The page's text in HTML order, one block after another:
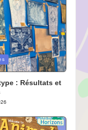
: Résultats et